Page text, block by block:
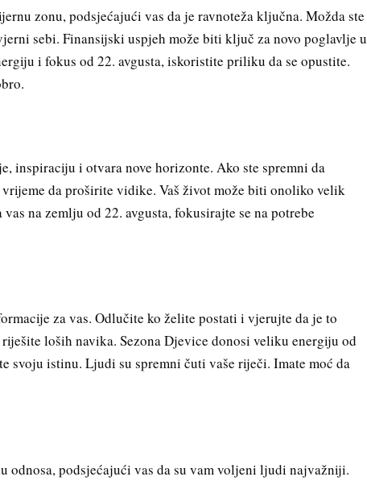
zonu, podsjećajući vas da je ravnoteža ključna. Možda ste
sebi. Finansijski uspjeh može biti ključ za novo poglavlje u
i fokus od 22. avgusta, iskoristite priliku da se opustite.
inspiraciju i otvara nove horizonte. Ako ste spremni da
da proširite vidike. Vaš život može biti onoliko velik
na zemlju od 22. avgusta, fokusirajte se na potrebe
za vas. Odlučite ko želite postati i vjerujte da je to
loših navika. Sezona Djevice donosi veliku energiju od
svoju istinu. Ljudi su spremni čuti vaše riječi. Imate moć da
odnosa, podsjećajući vas da su vam voljeni ljudi najvažniji.